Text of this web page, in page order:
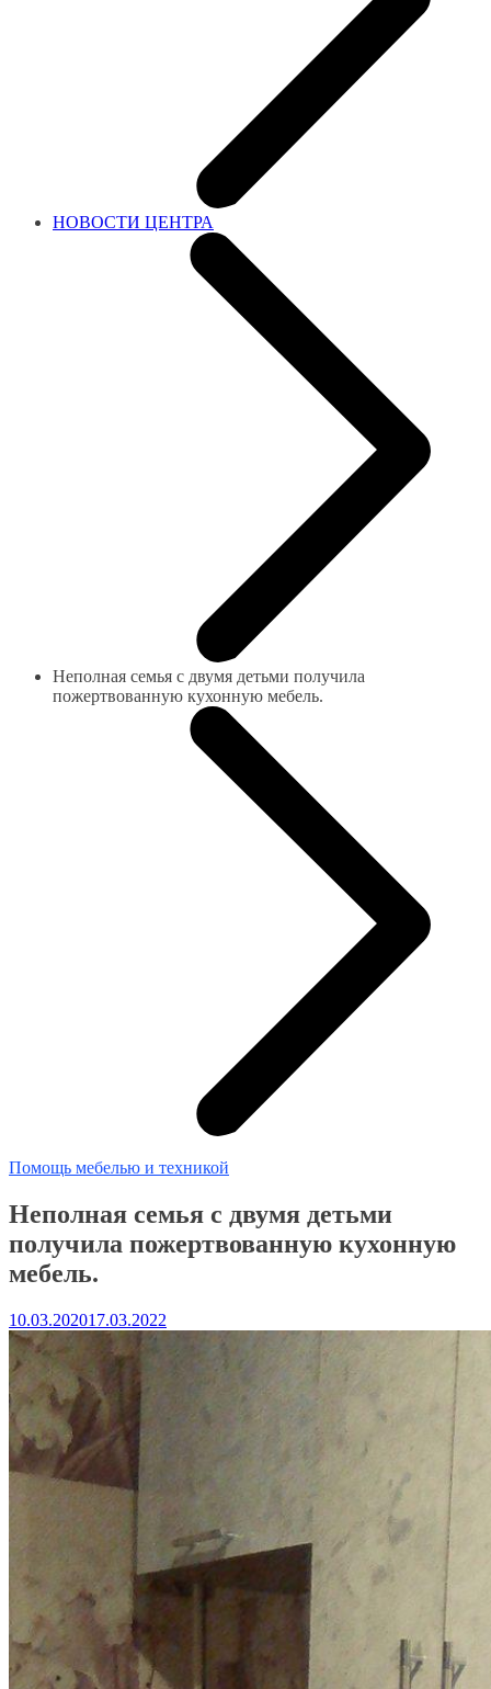
НОВОСТИ ЦЕНТРА
Неполная семья с двумя детьми получила
пожертвованную кухонную мебель.
Помощь мебелью и техникой
Неполная семья с двумя детьми
получила пожертвованную кухонную
мебель.
10.03.202017.03.2022